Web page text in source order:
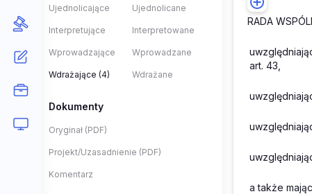
Ujednolicające Ujednolicane
Interpretujące Interpretowane
Wprowadzające Wprowadzane
Wdrażające (4) Wdrażane
Dokumenty
Oryginał (PDF)
Projekt/Uzasadnienie (PDF)
Komentarz
RADA
art. 43,
a także